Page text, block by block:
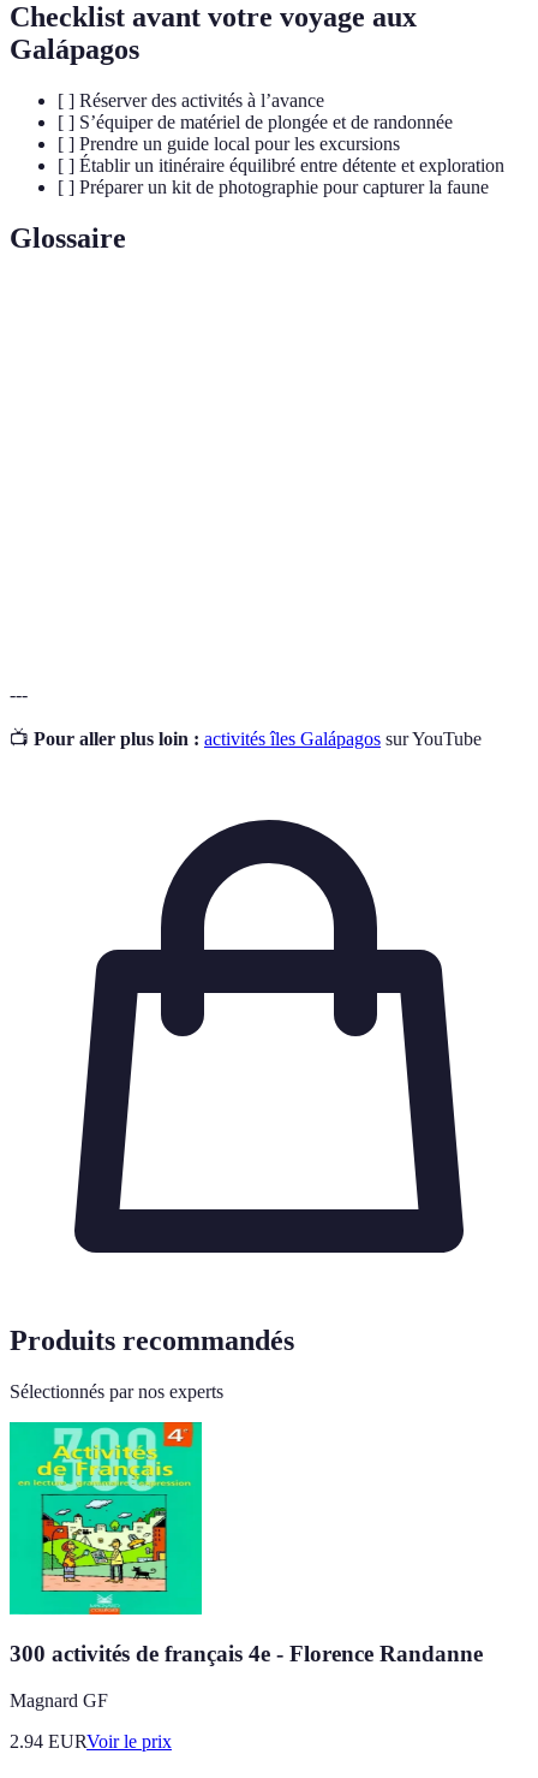
Checklist avant votre voyage aux
Galápagos
[ ] Réserver des activités à l’avance
[ ] S’équiper de matériel de plongée et de randonnée
[ ] Prendre un guide local pour les excursions
[ ] Établir un itinéraire équilibré entre détente et exploration
[ ] Préparer un kit de photographie pour capturer la faune
Glossaire
---
📺 Pour aller plus loin : activités îles Galápagos sur YouTube
Produits recommandés
Sélectionnés par nos experts
300 activités de français 4e - Florence Randanne
Magnard GF
2.94 EURVoir le prix